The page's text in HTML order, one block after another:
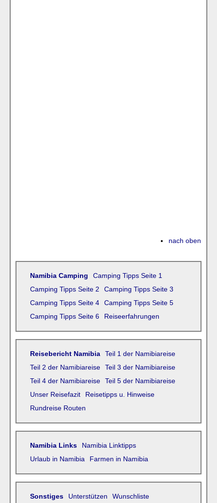
nach oben
Namibia Camping
Camping Tipps Seite 1
Camping Tipps Seite 2
Camping Tipps Seite 3
Camping Tipps Seite 4
Camping Tipps Seite 5
Camping Tipps Seite 6
Reiseerfahrungen
Reisebericht Namibia
Teil 1 der Namibiareise
Teil 2 der Namibiareise
Teil 3 der Namibiareise
Teil 4 der Namibiareise
Teil 5 der Namibiareise
Unser Reisefazit
Reisetipps u. Hinweise
Rundreise Routen
Namibia Links
Namibia Linktipps
Urlaub in Namibia
Farmen in Namibia
Sonstiges Unterstützen Wunschliste